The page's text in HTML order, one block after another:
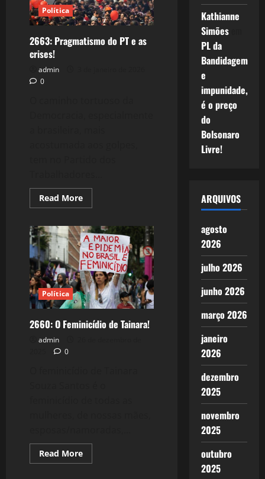
Política
2663: Pragmatismo do PT e as
crises!
admin
0
Read MoreRead
more
Pragmatismo
do
PT
e
as
crises!
Política
2660: O Feminicídio de Tainara!
admin
0
Read MoreRead
more
Kathianne
Simõesem
PL da
Bandidagem
e
impunidade,
é o preço
do
Bolsonaro
Livre!
ARQUIVOS
agosto
2026
julho 2026
junho 2026
março 2026
janeiro
2026
dezembro
2025
novembro
2025
outubro
2025